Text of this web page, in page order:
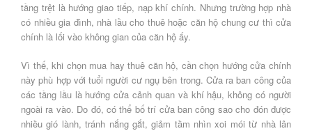
tầng trệt là hướng giao tiếp, nạp khí chính. Nhưng trường hợp nhà
có nhiều gia đình, nhà lầu cho thuê hoặc căn hộ chung cư thì cửa
chính là lối vào không gian của căn hộ ấy.
Vì thế, khi chọn mua hay thuê căn hộ, cần chọn hướng cửa chính
này phù hợp với tuổi người cư ngụ bên trong. Cửa ra ban công của
các tầng lầu là hướng cửa cảnh quan và khí hậu, không có người
ngoài ra vào. Do đó, có thể bố trí cửa ban công sao cho đón được
nhiều gió lành, tránh nắng gắt, giảm tầm nhìn xoi mói từ nhà lân